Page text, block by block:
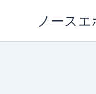
ノース